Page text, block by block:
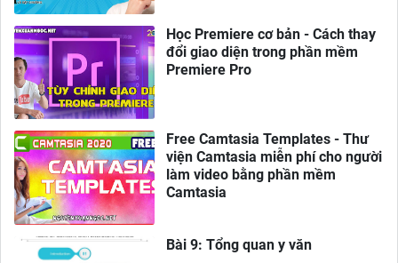
Học Premiere cơ bản - Cách thay
đổi giao diện trong phần mềm
Premiere Pro
Free Camtasia Templates - Thư
viện Camtasia miễn phí cho người
làm video bằng phần mềm
Camtasia
Bài 9: Tổng quan y văn